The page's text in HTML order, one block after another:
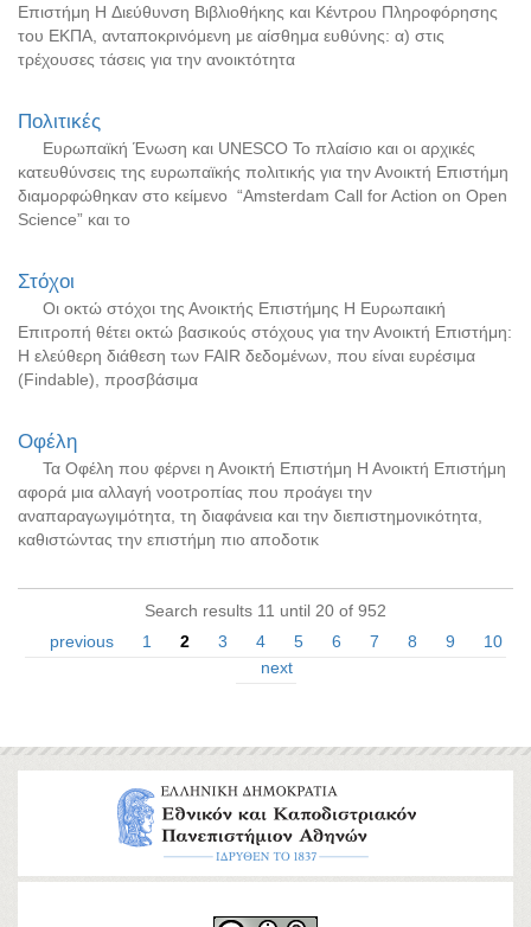
Επιστήμη H Διεύθυνση Βιβλιοθήκης και Κέντρου Πληροφόρησης
του ΕΚΠΑ, ανταποκρινόμενη με αίσθημα ευθύνης: α) στις
τρέχουσες τάσεις για την ανοικτότητα
Πολιτικές
Ευρωπαϊκή Ένωση και UNESCO Το πλαίσιο και οι αρχικές
κατευθύνσεις της ευρωπαϊκής πολιτικής για την Ανοικτή Επιστήμη
διαμορφώθηκαν στο κείμενο “Amsterdam Call for Action on Open
Science” και το
Στόχοι
Οι οκτώ στόχοι της Ανοικτής Επιστήμης H Ευρωπαική
Επιτροπή θέτει οκτώ βασικούς στόχους για την Ανοικτή Επιστήμη:
Η ελεύθερη διάθεση των FAIR δεδομένων, που είναι ευρέσιμα
(Findable), προσβάσιμα
Οφέλη
Τα Οφέλη που φέρνει η Ανοικτή Επιστήμη Η Ανοικτή Επιστήμη
αφορά μια αλλαγή νοοτροπίας που προάγει την
αναπαραγωγιμότητα, τη διαφάνεια και την διεπιστημονικότητα,
καθιστώντας την επιστήμη πιο αποδοτικ
Search results 11 until 20 of 952
previous
1 2 3 4 5 6 7 8 9
10
next